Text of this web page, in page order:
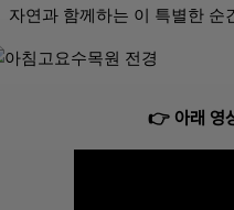
자연과 함께하는 이 특별한 순
👉 아래 영